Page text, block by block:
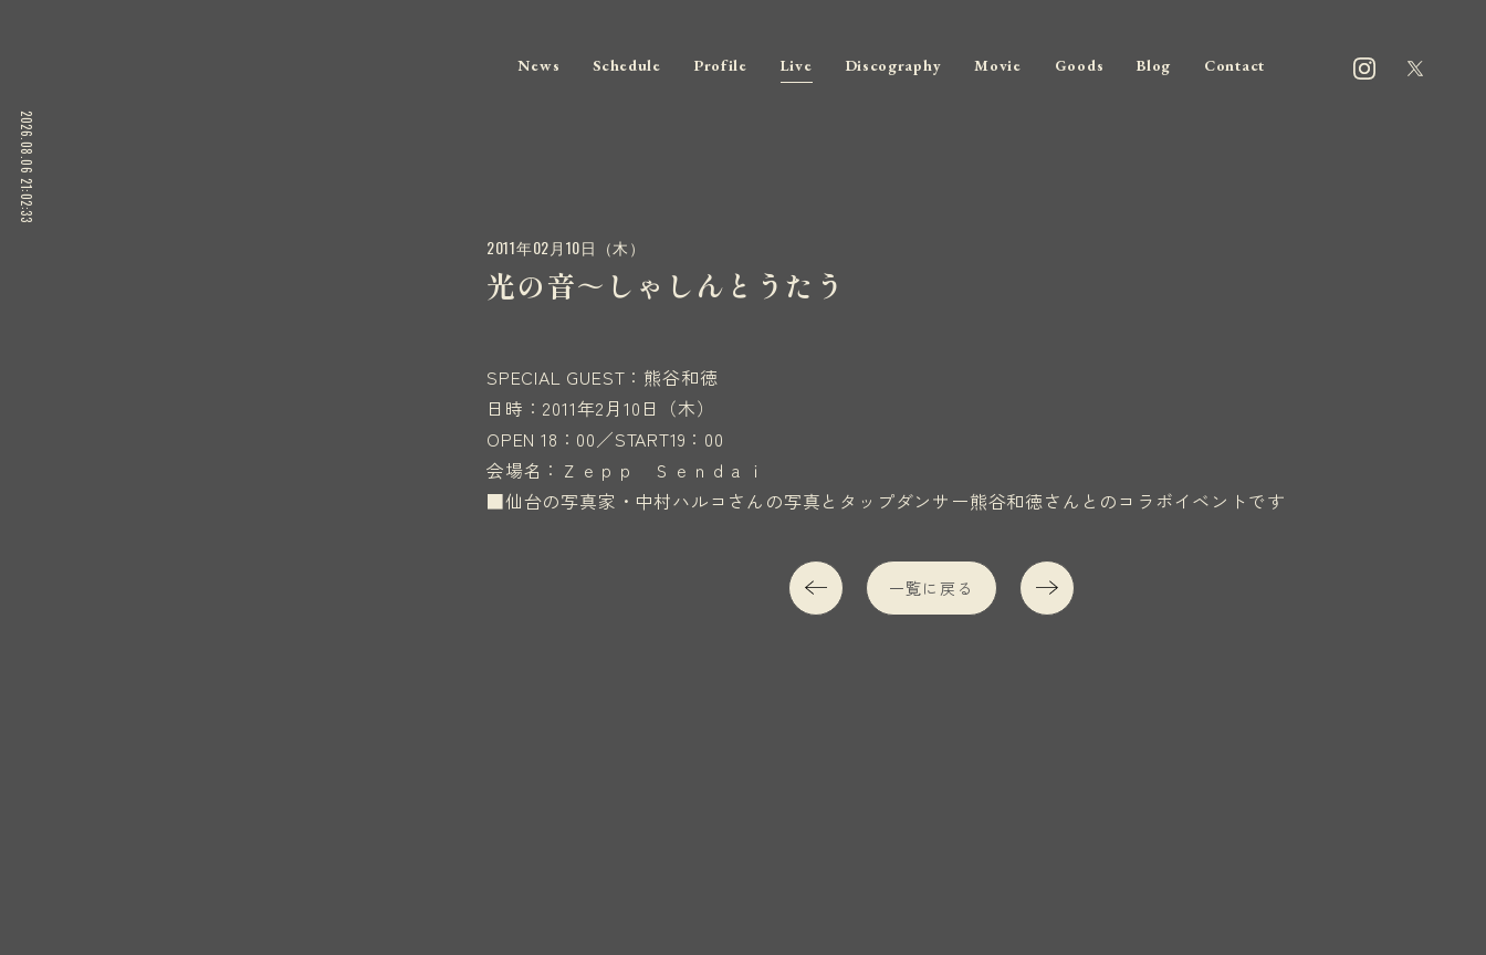
News Schedule Profile Live Discography Movie Goods Blog Contact
2026.08.06 21:02:33
2011年02月10日（木）
光の音～しゃしんとうたう
SPECIAL GUEST：熊谷和徳
日時：2011年2月10日（木）
OPEN 18：00／START19：00
会場名：Ｚｅｐｐ Ｓｅｎｄａｉ
■仙台の写真家・中村ハルコさんの写真とタップダンサー熊谷和徳さんとのコラボイベントです
一覧に戻る